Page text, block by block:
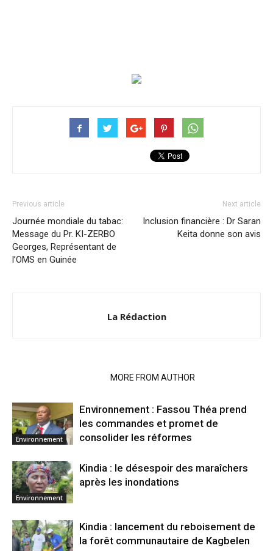
Previous article
Journée mondiale du tabac:
Message du Pr. KI-ZERBO
Georges, Représentant de
l’OMS en Guinée
Next article
Inclusion financière : Dr Saran
Keita donne son avis
La Rédaction
MORE FROM AUTHOR
Environnement
Environnement : Fassou Théa prend
les commandes et promet de
consolider les réformes
Environnement
Kindia : le désespoir des maraîchers
après les inondations
Kindia : lancement du reboisement de
la forêt communautaire de Kagbelen